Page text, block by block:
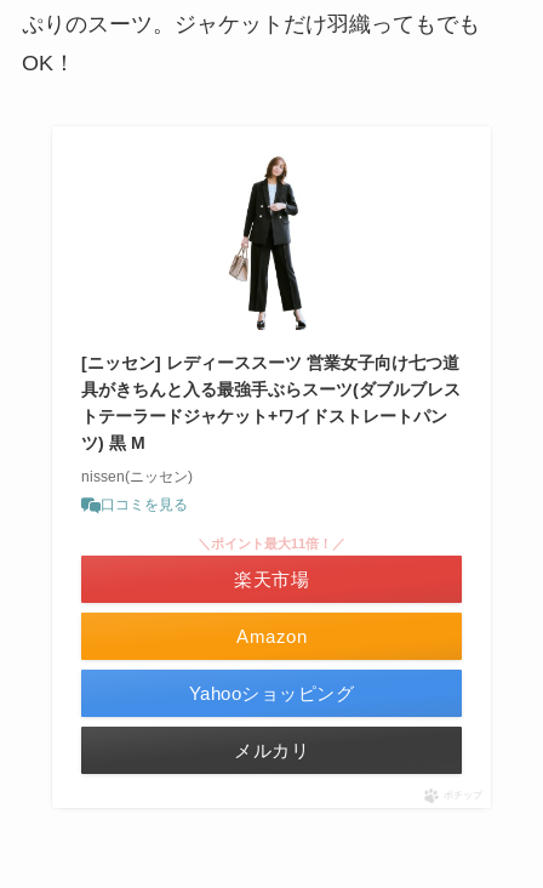
ぷりのスーツ。ジャケットだけ羽織ってもでも
OK！
[ニッセン] レディーススーツ 営業女子向け七つ道
具がきちんと入る最強手ぶらスーツ(ダブルブレス
トテーラードジャケット+ワイドストレートパン
ツ) 黒 M
nissen(ニッセン)
口コミを見る
Amazon
＼ポイント最大11倍！／
楽天市場
Yahooショッピング
メルカリ
ポチップ